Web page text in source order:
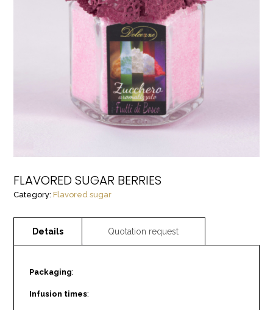
FLAVORED SUGAR BERRIES
Category:Flavored sugar
Packaging:
Infusion times: